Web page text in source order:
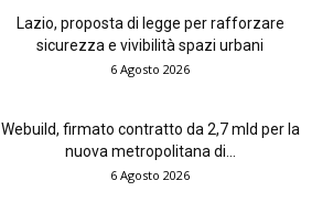
Lazio, proposta di legge per rafforzare
sicurezza e vivibilità spazi urbani
6 Agosto 2026
Webuild, firmato contratto da 2,7 mld per la
nuova metropolitana di...
6 Agosto 2026